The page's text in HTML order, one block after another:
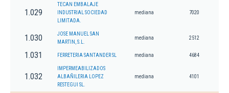
1.029
TECAN EMBALAJE
INDUSTRIAL SOCIEDAD
LIMITADA.
mediana 7020
1.030
JOSE MANUEL SAN
MARTIN, S.L.
mediana 2512
1.031 FERRETERIA SANTANDER SL mediana 4684
1.032
IMPERMEABILIZADOS
ALBAÑILERIA LOPEZ
RESTEGUI SL.
mediana 4101